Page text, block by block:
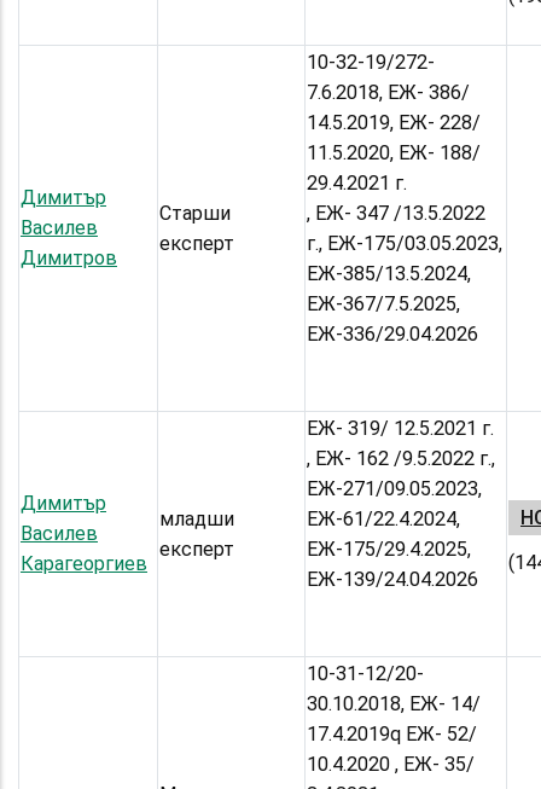
Димитър
Василев
Димитров
Старши
експерт
10-32-19/272-
7.6.2018, ЕЖ- 386/
14.5.2019, ЕЖ- 228/
11.5.2020, ЕЖ- 188/
29.4.2021 г.
, ЕЖ- 347 /13.5.2022
г., ЕЖ-175/03.05.2023,
ЕЖ-385/13.5.2024,
ЕЖ-367/7.5.2025,
ЕЖ-336/29.04.2026
Димитър
Василев
Карагеоргиев
младши
експерт
ЕЖ- 319/ 12.5.2021 г.
, ЕЖ- 162 /9.5.2022 г.,
ЕЖ-271/09.05.2023,
ЕЖ-61/22.4.2024,
ЕЖ-175/29.4.2025,
ЕЖ-139/24.04.2026
10-31-12/20-
30.10.2018, ЕЖ- 14/
17.4.2019q ЕЖ- 52/
10.4.2020 , ЕЖ- 35/